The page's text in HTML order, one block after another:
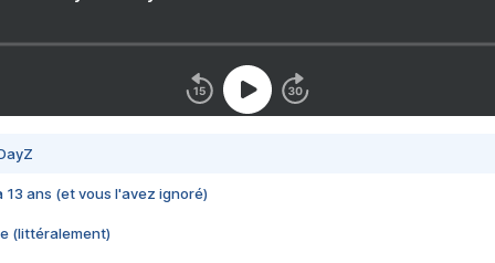
13 ans (et vous l'avez ignoré)
(littéralement)